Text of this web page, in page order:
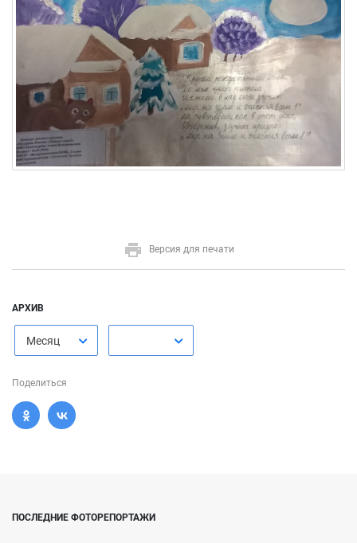
Версия для печати
АРХИВ
Месяц
Поделиться
ПОСЛЕДНИЕ ФОТОРЕПОРТАЖИ